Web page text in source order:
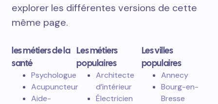
explorer les différentes versions de cette
même page.
les métiers de la
santé
Psychologue
Acupuncteur
Aide-
Les métiers
populaires
Architecte
d’intérieur
Électricien
Les villes
populaires
Annecy
Bourg-en-
Bresse